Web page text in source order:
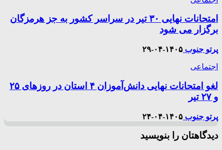
امتحانات نهایی ۳۰ تیر در سراسر کشور به جز هرمزگان
برگزار می شود
پرتو جنوب ۱۴۰۵-۰۴-۲۹
اجتماعی
لغو امتحانات نهایی دانش‌آموزان ۴ استان در روزهای ۲۵
و ۲۷ تیر
پرتو جنوب ۱۴۰۵-۰۴-۲۴
دیدگاهتان را بنویسید